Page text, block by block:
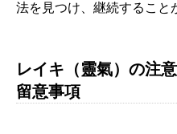
法を見つけ、継続すること
レイキ（靈氣）の注
留意事項